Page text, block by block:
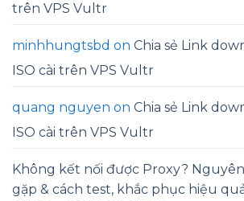
trên VPS Vultr
minhhungtsbd on Chia sẻ Link
ISO cài trên VPS Vultr
quang nguyen on Chia sẻ Link
ISO cài trên VPS Vultr
Không kết nối được Proxy?
gặp & cách test, khắc phục hiệu